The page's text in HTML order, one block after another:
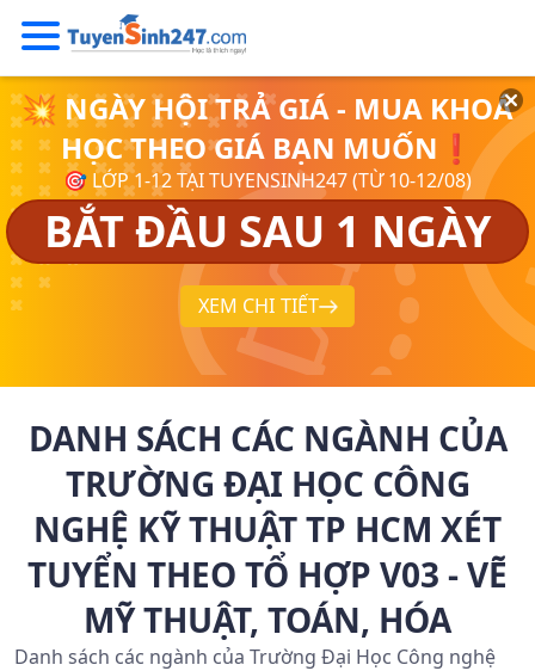
💥 NGÀY HỘI TRẢ GIÁ - MUA KHOÁ
HỌC THEO GIÁ BẠN MUỐN❗
🎯 LỚP 1-12 TẠI TUYENSINH247 (TỪ 10-12/08)
BẮT ĐẦU SAU 1 NGÀY
XEM CHI TIẾT
DANH SÁCH CÁC NGÀNH CỦA
TRƯỜNG ĐẠI HỌC CÔNG
NGHỆ KỸ THUẬT TP HCM XÉT
TUYỂN THEO TỔ HỢP V03 - VẼ
MỸ THUẬT, TOÁN, HÓA
Danh sách các ngành của Trường Đại Học Công nghệ